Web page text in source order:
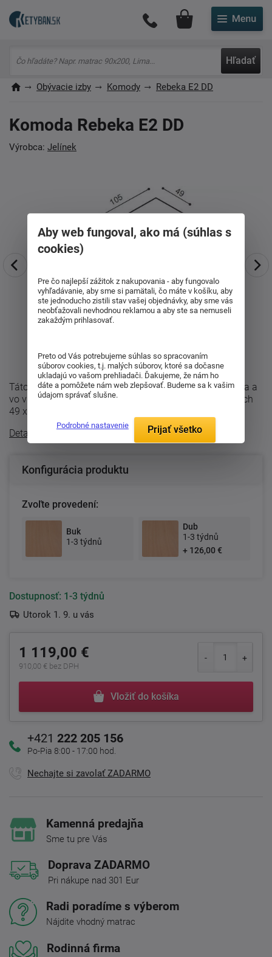
Hľadať
Môj účet
Obývacie izby Komody Rebeka E2 DD
Komoda Rebeka E2 DD
Výrobca: Jelínek
Táto praktická komoda z rady REBEKA má dvoje dvierka a
vo vnútri sú dve police. Komoda je vyrábaná v rozmeroch
49 x 105 x 90 cm. Komodu ...
Detailný popis
Konfigurácia produktu
Zvoľte provedení:
Buk
1-3 týdnů
Dub
1-3 týdnů
+ 126,00 €
Dostupnosť: 1-3 týdnů
Utorok 1. 9. u vás
1 119,00 €
910,00 € bez DPH
Vložiť do košíka
+421 222 205 156
Po-Pia 8:00 - 17:00 hod.
Nechajte si zavolať ZADARMO
Kamenná predajňa
Sme tu pre Vás
Doprava ZADARMO
Pri nákupe nad 301 Eur
Radi poradíme s výberom
Nájdite vhodný matrac
Rodinná firma
Aby web fungoval, ako má (súhlas s
cookies)
Pre čo najlepší zážitok z nakupovania - aby fungovalo
vyhľadávanie, aby sme si pamätali, čo máte v košíku, aby
ste jednoducho zistili stav vašej objednávky, aby sme vás
neobťažovali nevhodnou reklamou a aby ste sa nemuseli
zakaždým prihlasovať.
Preto od Vás potrebujeme súhlas so spracovaním
súborov cookies, t.j. malých súborov, ktoré sa dočasne
ukladajú vo vašom prehliadači. Ďakujeme, že nám ho
dáte a pomôžete nám web zlepšovať. Budeme sa k vašim
údajom správať slušne.
Podrobné nastavenie Prijať všetko